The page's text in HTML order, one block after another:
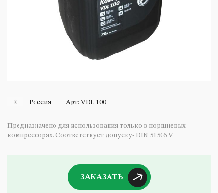
Россия Арт: VDL 100
Предназначено для использования только в поршневых
компрессорах. Соответствует допуску- DIN 51506 V
ЗАКАЗАТЬ
оборудование
и ремни